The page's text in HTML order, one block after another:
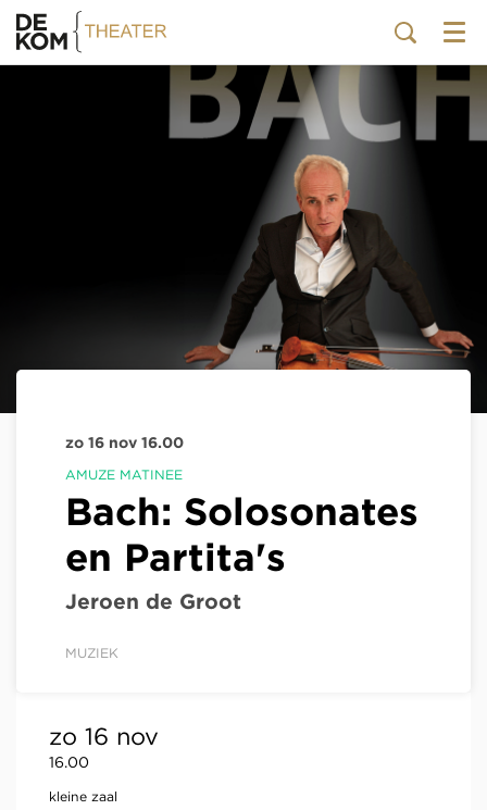
Menu
Bach: Solosonates
en Partita's
Jeroen de Groot
AMUZE MATINEE
zo 16 nov 16.00
MUZIEK
zo 16 nov
16.00
kleine zaal